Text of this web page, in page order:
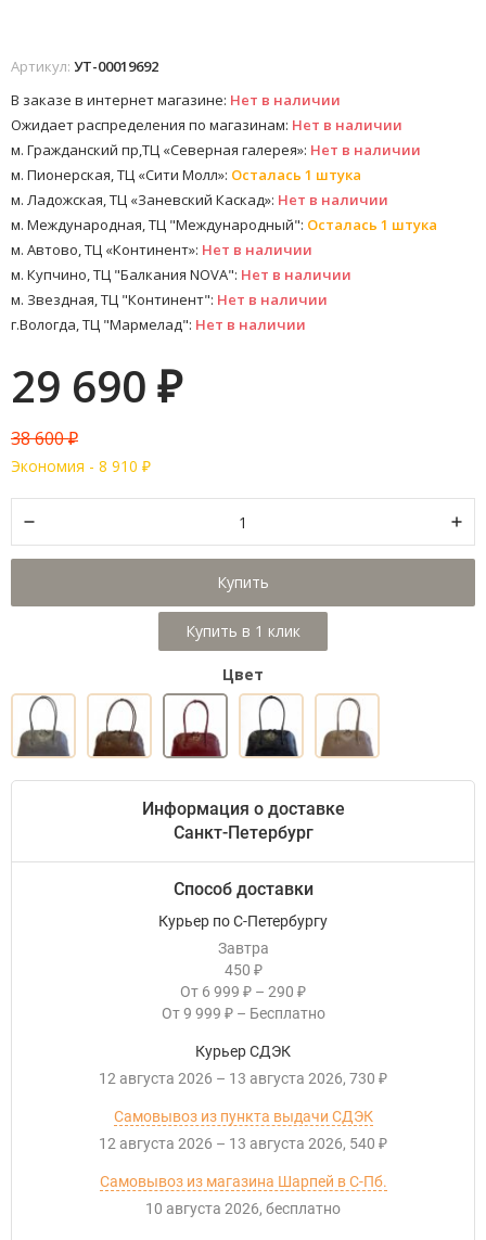
Артикул: УТ-00019692
В заказе в интернет магазине: Нет в наличии
Ожидает распределения по магазинам: Нет в наличии
м. Гражданский пр,ТЦ «Северная галерея»: Нет в наличии
м. Пионерская, ТЦ «Сити Молл»: Осталась 1 штука
м. Ладожская, ТЦ «Заневский Каскад»: Нет в наличии
м. Международная, ТЦ "Международный": Осталась 1 штука
м. Автово, ТЦ «Континент»: Нет в наличии
м. Купчино, ТЦ "Балкания NOVA": Нет в наличии
м. Звездная, ТЦ "Континент": Нет в наличии
г.Вологда, ТЦ "Мармелад": Нет в наличии
29 690 ₽
38 600₽
Экономия - 8 910 ₽
Купить
Цвет
Информация о доставке
Санкт-Петербург
Способ доставки
Курьер по С-Петербургу
Завтра
450 ₽
От 6 999 ₽ – 290 ₽
От 9 999 ₽ – Бесплатно
Курьер СДЭК
12 августа 2026 – 13 августа 2026 730 ₽
Самовывоз из пункта выдачи СДЭК
12 августа 2026 – 13 августа 2026 540 ₽
Самовывоз из магазина Шарпей в С-Пб.
10 августа 2026
Бесплатно